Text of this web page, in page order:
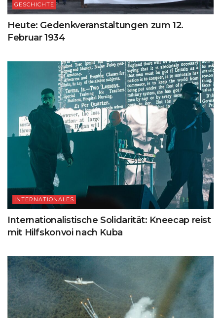
GESCHICHTE
Heute: Gedenkveranstaltungen zum 12.
Februar 1934
INTERNATIONALES
Internationalistische Solidarität: Kneecap reist
mit Hilfskonvoi nach Kuba